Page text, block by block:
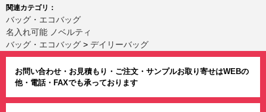
関連カテゴリ：
バッグ・エコバッグ
名入れ可能 ノベルティ
バッグ・エコバッグ > デイリーバッグ
お問い合わせ・お見積もり・ご注文・サンプルお取り寄せはWEBの
他・電話・FAXでも承っております